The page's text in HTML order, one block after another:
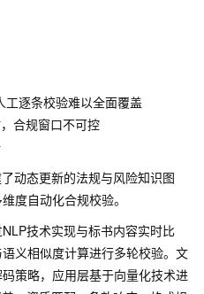
工逐条校验难以全面覆盖
合规窗口不可控
动态更新的法规与风险知识图
度自动化合规校验。
技术实现与标书内容实时比
义相似度计算进行多轮校验。文
策略，应用层基于向量化技术进